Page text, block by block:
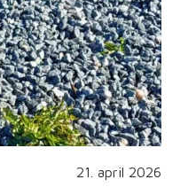
21. april 2026